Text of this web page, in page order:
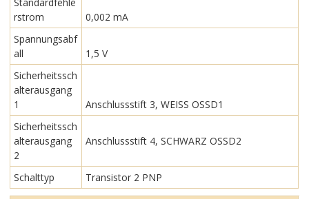
rstrom
0,002 mA
Spannungsabf
all
1,5 V
Sicherheitssch
alterausgang
1
Anschlussstift 3, WEISS OSSD1
Sicherheitssch
alterausgang
2
Anschlussstift 4, SCHWARZ OSSD2
Schalttyp Transistor 2 PNP